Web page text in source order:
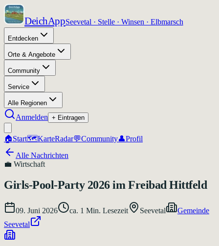
DeichAppSeevetal · Stelle · Winsen · Elbmarsch
Entdecken
Orte & Angebote
Community
Service
Alle Regionen
Anmelden + Eintragen
🏠Start🗺️KarteRadar💬Community👤Profil
Alle Nachrichten
💼 Wirtschaft
Girls-Pool-Party 2026 im Freibad Hittfeld
09. Juni 2026 ca. 1 Min. Lesezeit Seevetal
Gemeinde
Seevetal